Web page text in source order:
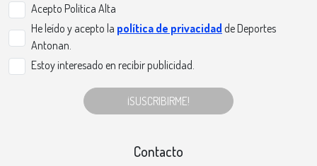
Acepto Politica Alta
He leído y acepto la política de privacidad de Deportes
Antonan.
Estoy interesado en recibir publicidad.
¡SUSCRIBIRME!
Contacto